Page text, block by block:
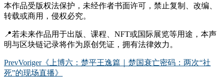
本作品受版权法保护，未经作者书面许可，禁止复制、改编、
转载或商用，侵权必究。
📍若未来作品用于出版、课程、NFT或国际展览等用途，本声
明与区块链记录将作为原创凭证，拥有法律效力。
PrevVoriger《上博六：楚平王逸篇｜楚国衰亡密码：两次“社
死”的现场直播》